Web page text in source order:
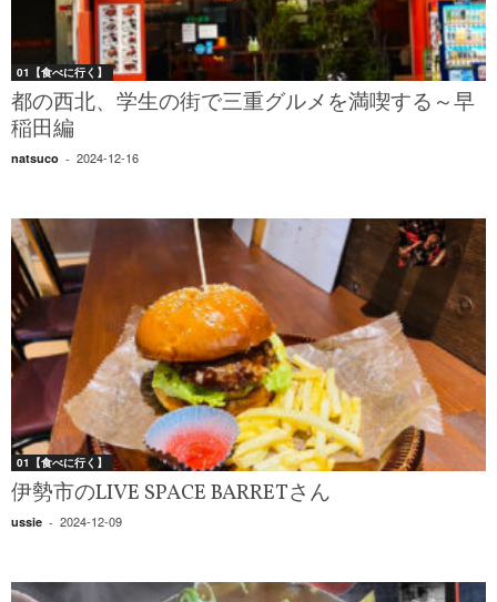
01【食べに行く】
都の西北、学生の街で三重グルメを満喫する～早
稲田編
natsuco - 2024-12-16
01【食べに行く】
伊勢市のLIVE SPACE BARRETさん
ussie - 2024-12-09